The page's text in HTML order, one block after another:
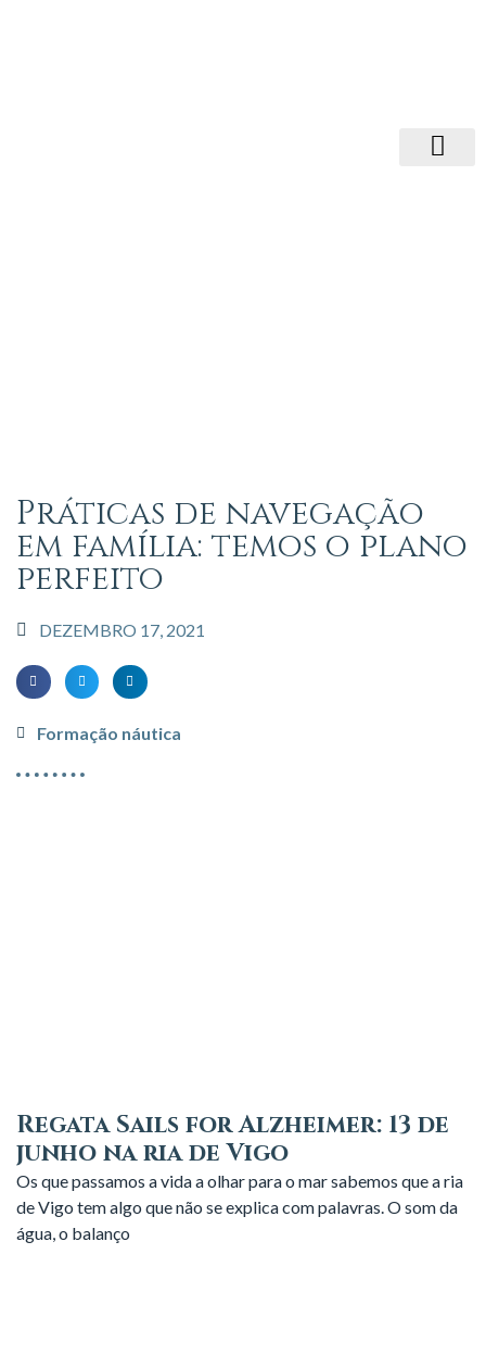
Práticas de navegação
em família: temos o plano
perfeito
DEZEMBRO 17, 2021
Formação náutica
Regata Sails for Alzheimer: 13 de
junho na ria de Vigo
Os que passamos a vida a olhar para o mar sabemos que a ria
de Vigo tem algo que não se explica com palavras. O som da
água, o balanço